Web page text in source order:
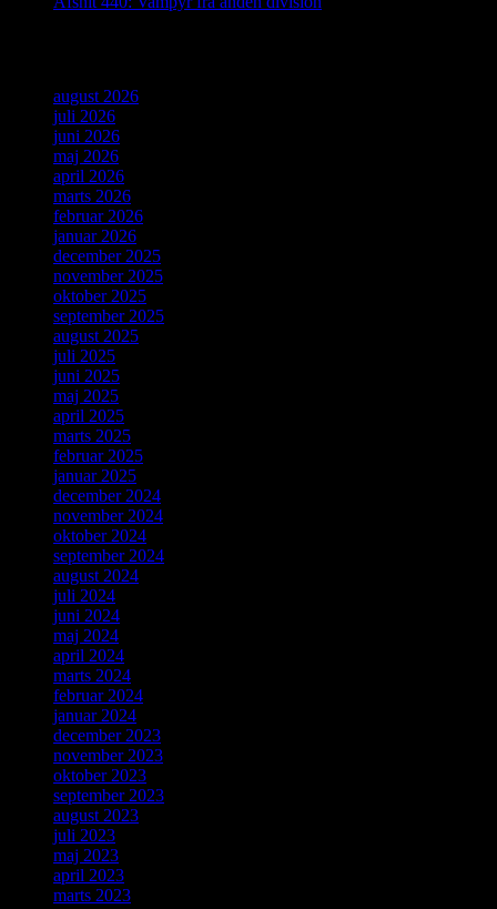
august 2026
juli 2026
juni 2026
maj 2026
april 2026
marts 2026
februar 2026
januar 2026
december 2025
november 2025
oktober 2025
september 2025
august 2025
juli 2025
juni 2025
maj 2025
april 2025
marts 2025
februar 2025
januar 2025
december 2024
november 2024
oktober 2024
september 2024
august 2024
juli 2024
juni 2024
maj 2024
april 2024
marts 2024
februar 2024
januar 2024
december 2023
november 2023
oktober 2023
september 2023
august 2023
juli 2023
maj 2023
april 2023
marts 2023